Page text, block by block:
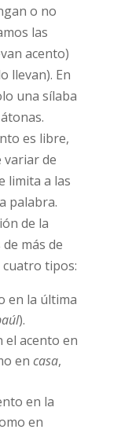
o no
las
acento)
llevan). En
una sílaba
es libre,
variar de
limita a las
palabra.
de la
más de
cuatro tipos:
en la última
).
el acento en
en casa,
en la
en